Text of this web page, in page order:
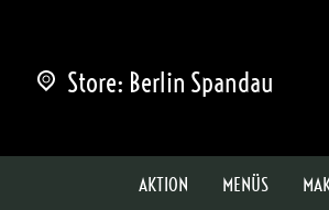
Store: Berlin Spandau
AKTION MENÜS